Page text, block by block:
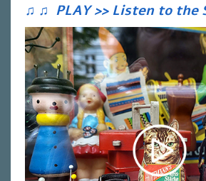
♫ ♫ PLAY >> Listen to the